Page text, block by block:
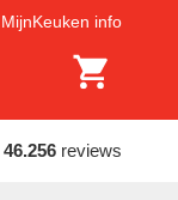
MijnKeuken info
46.256 reviews